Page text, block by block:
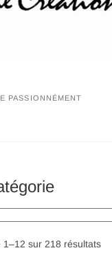
PASSIONNÉMENT
1–12 sur 218 résultatsTrié